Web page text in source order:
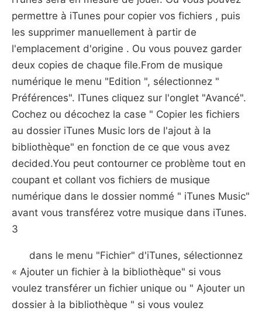
permettre à iTunes pour copier vos fichiers , puis
les supprimer manuellement à partir de
l'emplacement d'origine . Ou vous pouvez garder
deux copies de chaque file.From de musique
numérique le menu "Edition ", sélectionnez "
Préférences". ITunes cliquez sur l'onglet "Avancé".
Cochez ou décochez la case " Copier les fichiers
au dossier iTunes Music lors de l'ajout à la
bibliothèque" en fonction de ce que vous avez
decided.You peut contourner ce problème tout en
coupant et collant vos fichiers de musique
numérique dans le dossier nommé " iTunes Music"
avant vous transférez votre musique dans iTunes.
3
dans le menu "Fichier" d'iTunes, sélectionnez
« Ajouter un fichier à la bibliothèque" si vous
voulez transférer un fichier unique ou " Ajouter un
dossier à la bibliothèque " si vous voulez